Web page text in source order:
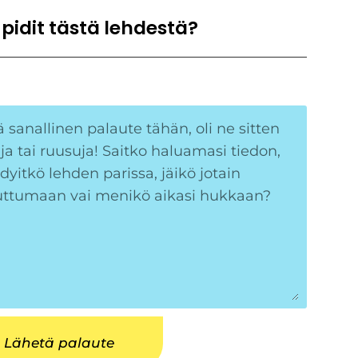
tästä lehdestä?
Lähetä palaute